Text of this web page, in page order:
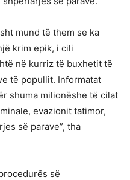
mund të them se ka
krim epik, i cili
në kurriz të buxhetit të
të popullit. Informatat
shuma milionëshe të cilat
evazionit tatimor,
së parave”, tha
së